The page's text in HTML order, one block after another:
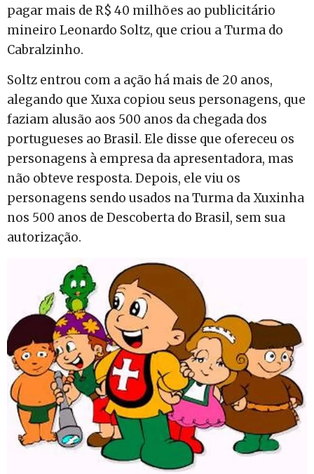
pagar mais de R$ 40 milhões ao publicitário
mineiro Leonardo Soltz, que criou a Turma do
Cabralzinho.
Soltz entrou com a ação há mais de 20 anos,
alegando que Xuxa copiou seus personagens, que
faziam alusão aos 500 anos da chegada dos
portugueses ao Brasil. Ele disse que ofereceu os
personagens à empresa da apresentadora, mas
não obteve resposta. Depois, ele viu os
personagens sendo usados na Turma da Xuxinha
nos 500 anos de Descoberta do Brasil, sem sua
autorização.